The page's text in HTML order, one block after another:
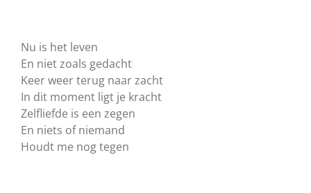
Nu is het leven
En niet zoals gedacht
Keer weer terug naar zacht
In dit moment ligt je kracht
Zelfliefde is een zegen
En niets of niemand
Houdt me nog tegen